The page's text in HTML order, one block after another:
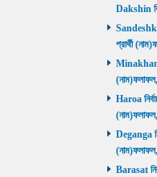
Dakshin
প্রার্থী
Minakhan
Haroa
Deganga
Barasat